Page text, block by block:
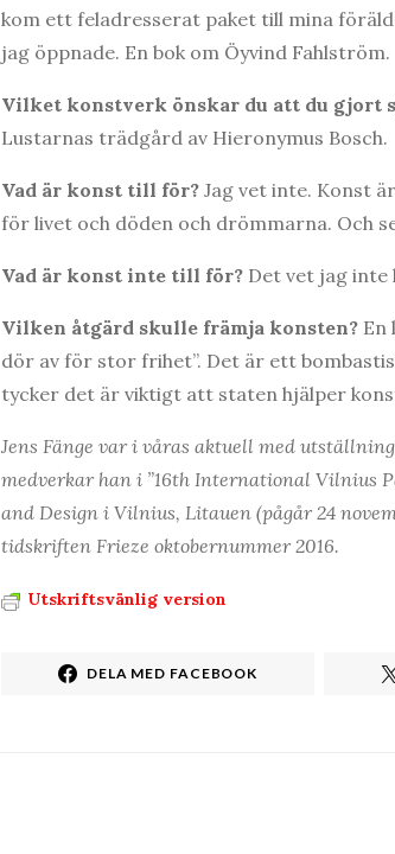
kom ett feladresserat paket till mina
jag öppnade. En bok om Öyvind Fahlström.
Vilket konstverk önskar du att du gjort
Lustarnas trädgård av Hieronymus Bosch.
Vad är konst till för? Jag vet inte. Konst
för livet och döden och drömmarna. Och
Vad är konst inte till för? Det vet jag inte
Vilken åtgärd skulle främja konsten? En
dör av för stor frihet”. Det är ett
tycker det är viktigt att staten hjälper
Jens Fänge var i våras aktuell med
medverkar han i ”16th International Vilnius
and Design i Vilnius, Litauen (pågår 24
tidskriften Frieze oktobernummer 2016.
Utskriftsvänlig version
DELA MED FACEBOOK